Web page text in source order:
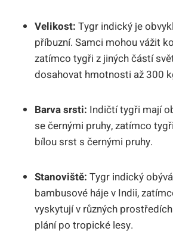
Velikost: Tygr indický je
příbuzní. Samci mohou vážit
zatímco tygři z jiných částí
dosahovat hmotnosti až 300
Barva srsti: Indičtí tygři mají
se černými pruhy, zatímco
bílou srst s černými pruhy.
Stanoviště: Tygr indický
bambusové háje v Indii,
vyskytují v různých
plání po tropické lesy.